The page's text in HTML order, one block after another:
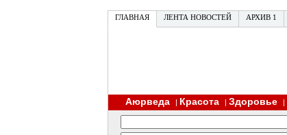
ГЛАВНАЯ ЛЕНТА НОВОСТЕЙ АРХИВ 1
Аюрведа | Красота | Здоровье |